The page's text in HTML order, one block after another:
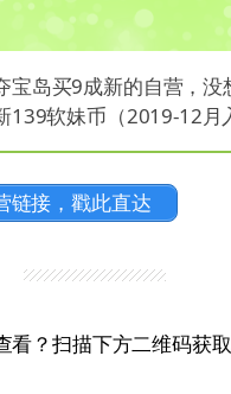
宝岛买9成新的自营，没
139软妹币（2019-12月
链接，戳此直达
看？扫描下方二维码获